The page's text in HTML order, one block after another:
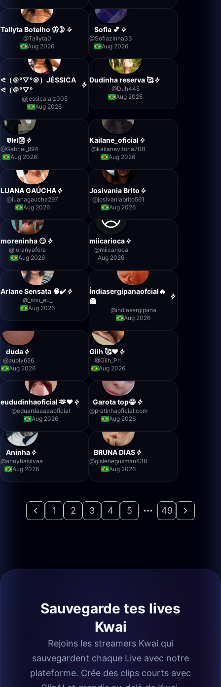
Tallyta Botelho 🦋🌛
@Tallyta0
Aug 2026
Sofia 💕
@Sofiazinha33
Aug 2026
ᕙ⁠（⁠＠⁠°⁠▽⁠°⁠＠⁠）JÉSSICA
ᕙ⁠（⁠＠⁠°⁠▽⁠°
@jessicalaiz005
Aug 2026
Dudinha reserva 🥰
@Duh445
Aug 2026
𝕭𝖎𝖊𝖑👺
@Gabriel_994
Aug 2026
Kailane_oficial
@kailanevitoria708
Aug 2026
LUANA GAÚCHA
@luanagaucha297
Aug 2026
Josivania Brito
@josivaniabrito561
Aug 2026
moreninha 😏
@loranyafera
Aug 2026
miicarioca
@miicarioca
Aug 2026
Arlane Sensata 🧠✔️
@_sou_eu_
Aug 2026
Índiasergipanaofcial🔥
👻
@indiasergipana
Aug 2026
duda
@auply656
Aug 2026
Giih 🥰❤️
@Giih_Pri
Aug 2026
eududinhaoficial 🫶❤️
@eduardaaaaaoficial
Aug 2026
Garota top😁
@pretinhaoficial.com
Aug 2026
Aninha
@annyhasilvaa
Aug 2026
BRUNA DIAS
@gislenegusman838
Aug 2026
1 2 3 4 5 49
Sauvegarde tes lives
Kwai
Rejoins les streamers Kwai qui
sauvegardent chaque Live avec notre
plateforme. Crée des clips courts avec